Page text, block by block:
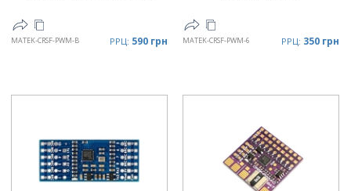
MATEK-CRSF-PWM-B РРЦ: 590 грн MATEK-CRSF-PWM-6 РРЦ: 350 грн